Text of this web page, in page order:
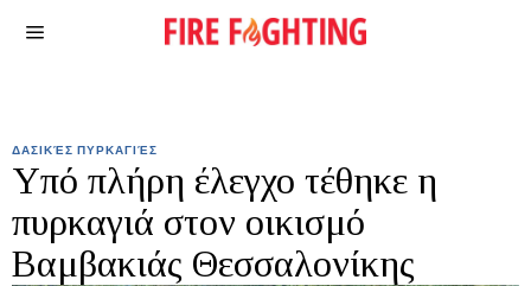
ΔΑΣΙΚΈΣ ΠΥΡΚΑΓΙΈΣ
Υπό πλήρη έλεγχο τέθηκε η
πυρκαγιά στον οικισμό
Βαμβακιάς Θεσσαλονίκης